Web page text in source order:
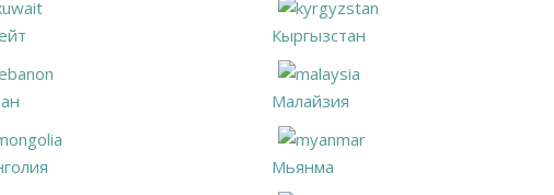
Кыргызстан
Малайзия
Мьянма